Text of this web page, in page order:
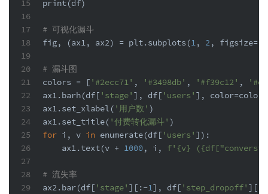
15
16
17
18
19
20
21
22
23
24
25
26
27
28
29
print(df)
# 可视化漏斗
fig, (ax1, ax2) = plt.subplots(1, 2, figsize=(
# 漏斗图
colors = [ '#2ecc71' , '#3498db' , '#f39c12' ,
ax1.barh(df[ 'stage' ], df[ 'users' ],
ax1.set_xlabel( '用户数' )
ax1.set_title( '付费转化漏斗' )
for i, v in enumerate(df[ 'users' ]):
    ax1.text(v +
1000, i, f' {v} ({df[
# 流失率
ax2.bar(df[ 'stage' ][:-1], df[ 'step_dropoff' ][:-